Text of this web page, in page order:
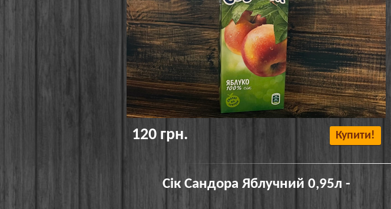
120 грн. Купити!
Сік Сандора Яблучний 0,95л -